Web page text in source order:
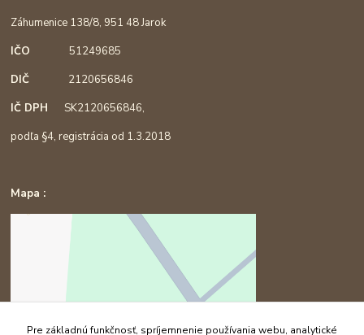
Záhumenice 138/8, 951 48 Jarok
IČO51249685
DIČ 2120656846
IČ DPHSK2120656846,
podľa §4, registrácia od 1.3.2018
Mapa :
Pre základnú funkčnosť, spríjemnenie používania webu, analytické